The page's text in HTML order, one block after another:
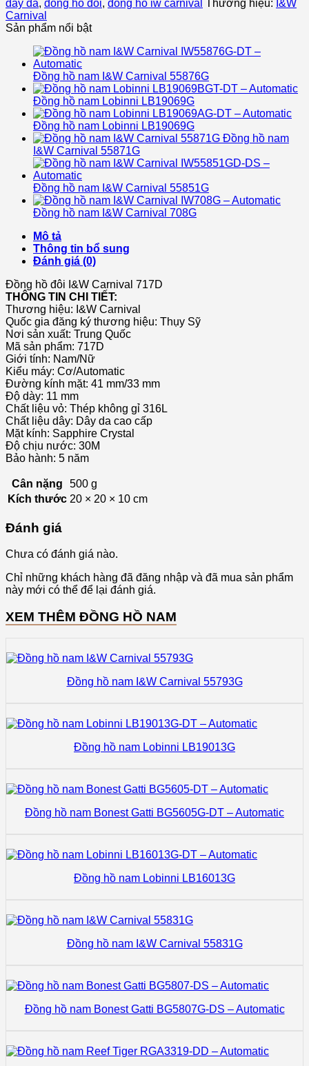
dây da, đồng hồ đôi, đồng hồ iw carnival Thương hiệu: I&W
Carnival
Sản phẩm nổi bật
Đồng hồ nam I&W Carnival 55876G
Đồng hồ nam Lobinni LB19069G
Đồng hồ nam Lobinni LB19069G
Đồng hồ nam
I&W Carnival 55871G
Đồng hồ nam I&W Carnival 55851G
Đồng hồ nam I&W Carnival 708G
Mô tả
Thông tin bổ sung
Đánh giá (0)
Đồng hồ đôi I&W Carnival 717D
THÔNG TIN CHI TIẾT:
Thương hiệu: I&W Carnival
Quốc gia đăng ký thương hiệu: Thụy Sỹ
Nơi sản xuất: Trung Quốc
Mã sản phẩm: 717D
Giới tính: Nam/Nữ
Kiểu máy: Cơ/Automatic
Đường kính mặt: 41 mm/33 mm
Độ dày: 11 mm
Chất liệu vỏ: Thép không gỉ 316L
Chất liệu dây: Dây da cao cấp
Mặt kính: Sapphire Crystal
Độ chịu nước: 30M
Bảo hành: 5 năm
Cân nặng
500 g
Kích thước 20 × 20 × 10 cm
Đánh giá
Chưa có đánh giá nào.
Chỉ những khách hàng đã đăng nhập và đã mua sản phẩm
này mới có thể để lại đánh giá.
XEM THÊM ĐỒNG HỒ NAM
Đồng hồ nam I&W Carnival 55793G
Đồng hồ nam Lobinni LB19013G
Đồng hồ nam Bonest Gatti BG5605G-DT – Automatic
Đồng hồ nam Lobinni LB16013G
Đồng hồ nam I&W Carnival 55831G
Đồng hồ nam Bonest Gatti BG5807G-DS – Automatic